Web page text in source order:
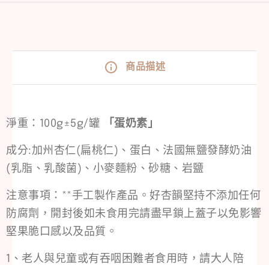
商品描述
淨重：100g±5g/罐 「蛋奶素」
成分:加州杏仁(扁桃仁)、蛋白、法國無鹽發酵奶油
(乳脂、乳酸菌)、小麥麵粉、砂糖、岩鹽
注意事項：**手工製作產品。好杏韻堅持不添加任何
防腐劑，開封後如未食用完請盡早鎖上蓋子以免影響
堅果脆口感以及品質。
1、老人與兒童或有吞咽困難者食用時，請大人陪